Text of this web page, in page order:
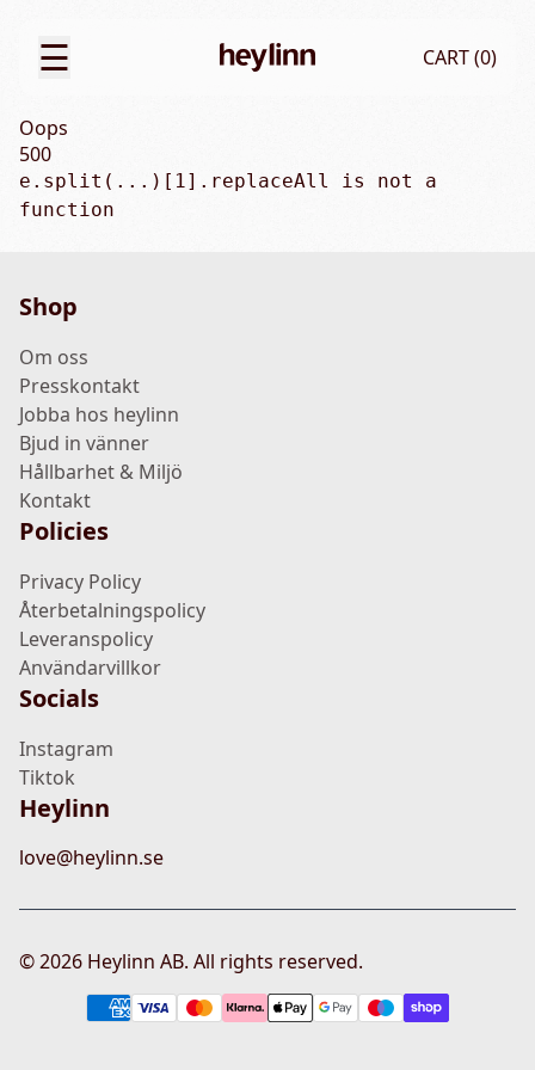
☰ CART (0)
Oops
500
e.split(...)[1].replaceAll is not a
function
Shop
Om oss
Presskontakt
Jobba hos heylinn
Bjud in vänner
Hållbarhet & Miljö
Kontakt
Policies
Privacy Policy
Återbetalningspolicy
Leveranspolicy
Användarvillkor
Socials
Instagram
Tiktok
Heylinn
love@heylinn.se
©2026 Heylinn AB. All rights reserved.